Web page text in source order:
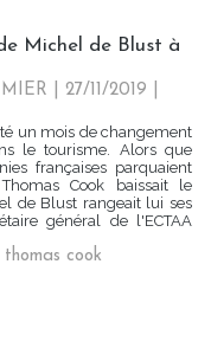
Michel de Blust à
| 27/11/2019
un mois de changement
le tourisme. Alors que
françaises parquaient
Cook baissait le
de Blust rangeait lui ses
général de l'ECTAA
thomas cook